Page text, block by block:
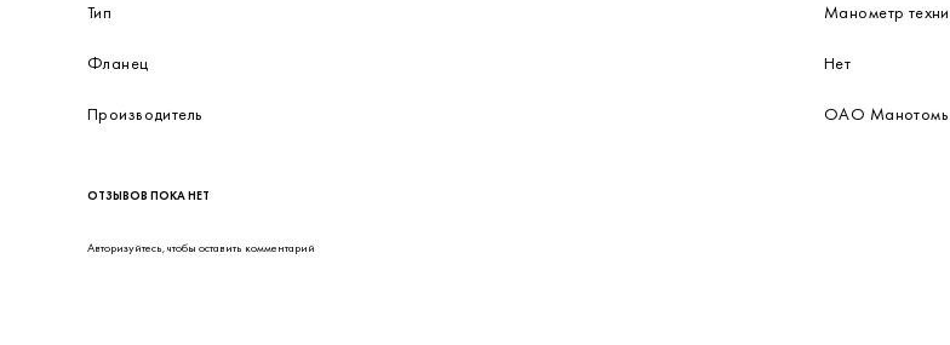
Тип Манометр
Фланец Нет
Производитель ОАО Манотомь
ОТЗЫВОВ ПОКА НЕТ
Авторизуйтесь, чтобы оставить комментарий